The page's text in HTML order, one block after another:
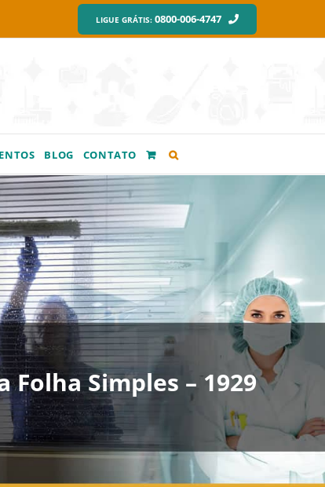
LIGUE GRÁTIS: 0800-006-4747
BLOG CONTATO
Simples – 1929